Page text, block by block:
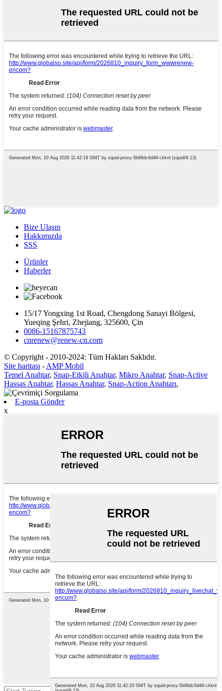
Bize Ulaşın
Hakkımızda
SSS
Ürünler
Haberler
15/17 Yongxing 1st Road, Chengdong Sanayi Bölgesi,
Yueqing Şehri, Zhejiang, 325600, Çin
0086-15167875743
cnrenew@renew-cn.com
© Copyright - 2010-2024: Tüm Hakları Saklıdır.
Site haritası - AMP Mobil
Temel Anahtar, Snap-Etkili Anahtar, Mikro Anahtar, Snap-Active
Hassas Anahtar, Hassas Anahtar, Snap-Action Anahtarı,
E-posta Gönder
x